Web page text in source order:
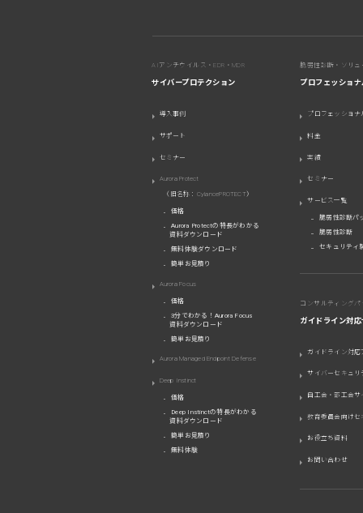
AIアンチウイルス・EDR・MDR
サイバープロテクション
導入事例
サポート
セミナー
Aurora Protect
（旧名称：CylancePROTECT）
価格
Aurora Protectの特長がわかる
資料ダウンロード
無料体験ダウンロード
簡単お見積り
Aurora Focus
価格
3分でわかる！Aurora Focus
資料ダウンロード
簡単お見積り
Aurora Managed Endpoint Defense
Deep Instinct
価格
Deep Instinctの特長がわかる
資料ダウンロード
簡単お見積り
無料体験
脆弱性診断・ソリュ
プロフェッショ
プロフェッショナ
料金
実績
セミナー
サービス一覧
脆弱性診断パ
脆弱性診断
セキュリティ
コンサルティングパ
ガイドライン対
ガイドライン対応
サイバーセキュリ
自工会・部工会
教育委員会向けセ
お役立ち資料
お問い合わせ